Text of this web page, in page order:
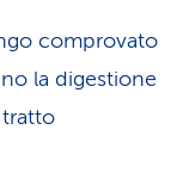
comprovato
la digestione